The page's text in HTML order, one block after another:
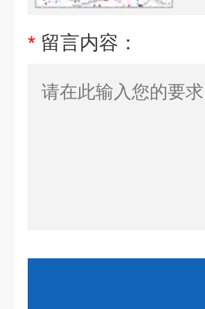
* 留言内容：